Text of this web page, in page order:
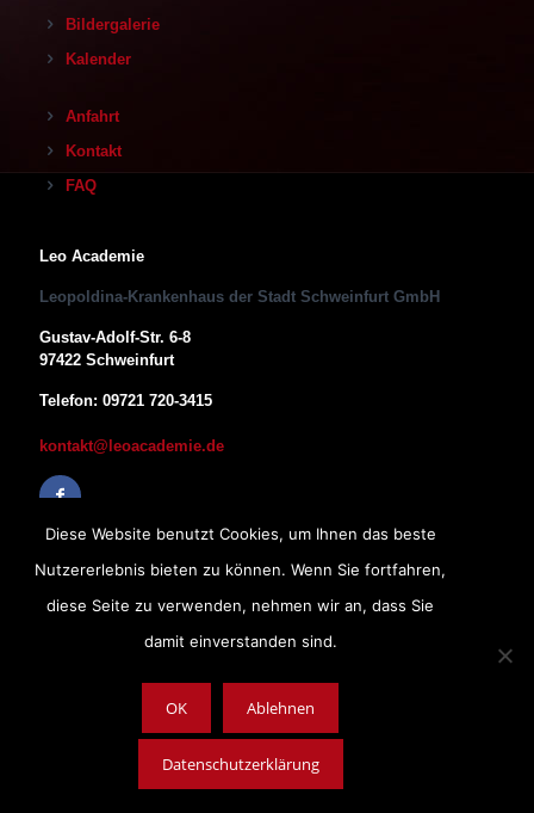
Bildergalerie
Kalender
Anfahrt
Kontakt
FAQ
Leo Academie
Leopoldina-Krankenhaus der Stadt Schweinfurt GmbH
Gustav-Adolf-Str. 6-8
97422 Schweinfurt
Telefon: 09721 720-3415
kontakt@leoacademie.de
Copyright © 2019, Leopoldina-Krankenhaus der Stadt Schweinfurt
GmbH
Diese Website benutzt Cookies, um Ihnen das beste
Nutzererlebnis bieten zu können. Wenn Sie fortfahren,
diese Seite zu verwenden, nehmen wir an, dass Sie
damit einverstanden sind.
OK Ablehnen
Datenschutzerklärung